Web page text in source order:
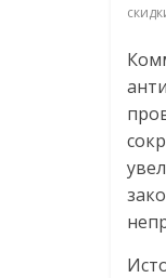
Портал